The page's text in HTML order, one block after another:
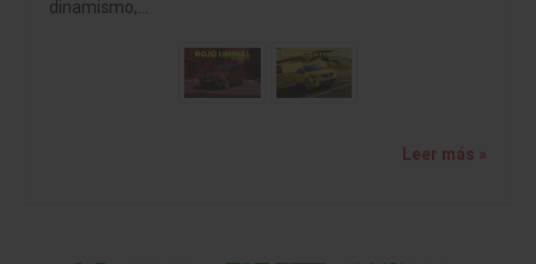
dinamismo,…
Leer más »